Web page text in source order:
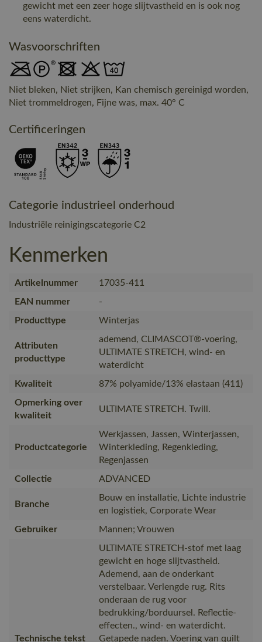
gewicht met een zeer hoge slijtvastheid en is ook nog
eens waterdicht.
Wasvoorschriften
Niet bleken, Niet strijken, Kan chemisch gereinigd worden,
Niet trommeldrogen, Fijne was, max. 40° C
Certificeringen
Categorie industrieel onderhoud
Industriële reinigingscategorie C2
Kenmerken
Artikelnummer
17035-411
EAN nummer
-
Producttype
Winterjas
Attributen
producttype
ademend, CLIMASCOT®-voering,
ULTIMATE STRETCH, wind- en
waterdicht
Kwaliteit
87% polyamide/13% elastaan (411)
Opmerking over
kwaliteit
ULTIMATE STRETCH. Twill.
Productcategorie
Werkjassen, Jassen, Winterjassen,
Winterkleding, Regenkleding,
Regenjassen
Collectie
ADVANCED
Branche
Bouw en installatie, Lichte industrie
en logistiek, Corporate Wear
Gebruiker
Mannen; Vrouwen
Technische tekst
ULTIMATE STRETCH-stof met laag
gewicht en hoge slijtvastheid.
Ademend, aan de onderkant
verstelbaar. Verlengde rug. Rits
onderaan de rug voor
bedrukking/borduursel. Reflectie-
effecten., wind- en waterdicht.
Getapede naden. Voering van quilt